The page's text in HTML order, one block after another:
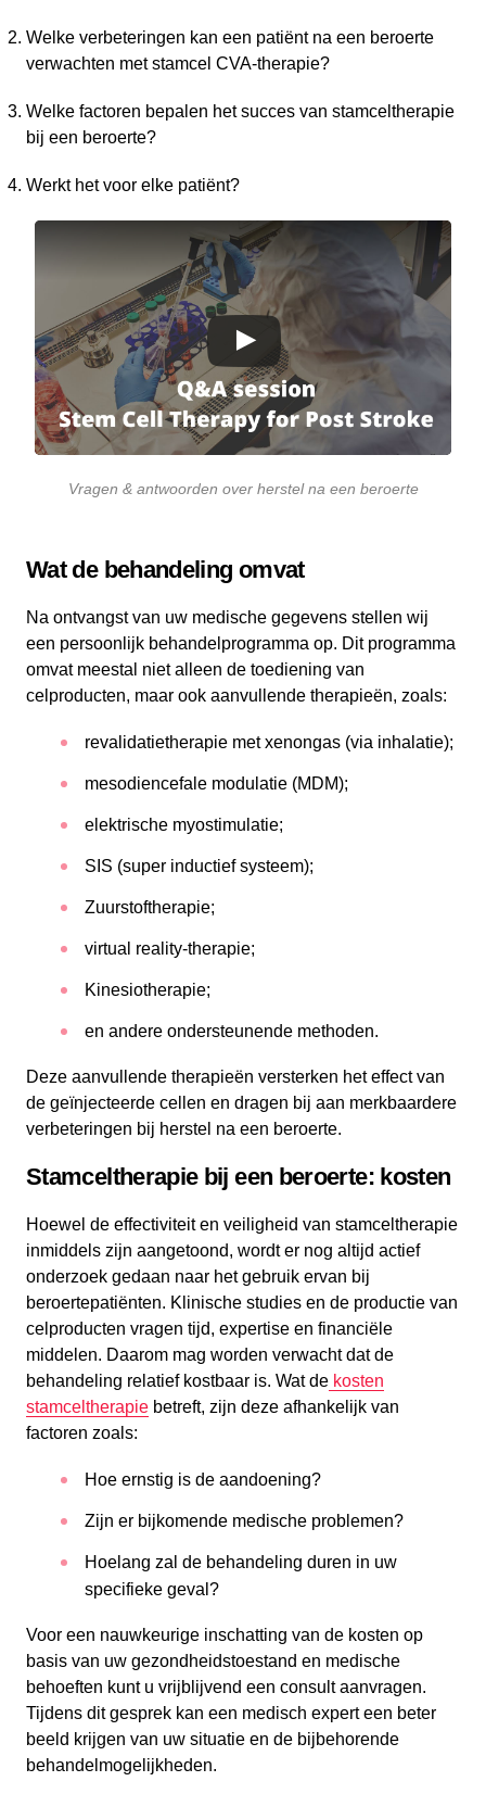
Welke verbeteringen kan een patiënt na een beroerte
verwachten met stamcel CVA-therapie?
Welke factoren bepalen het succes van stamceltherapie
bij een beroerte?
Werkt het voor elke patiënt?
Vragen & antwoorden over herstel na een beroerte
Wat de behandeling omvat
Na ontvangst van uw medische gegevens stellen wij
een persoonlijk behandelprogramma op. Dit programma
omvat meestal niet alleen de toediening van
celproducten, maar ook aanvullende therapieën, zoals:
revalidatietherapie met xenongas (via inhalatie);
mesodiencefale modulatie (MDM);
elektrische myostimulatie;
SIS (super inductief systeem);
Zuurstoftherapie;
virtual reality-therapie;
Kinesiotherapie;
en andere ondersteunende methoden.
Deze aanvullende therapieën versterken het effect van
de geïnjecteerde cellen en dragen bij aan merkbaardere
verbeteringen bij herstel na een beroerte.
Stamceltherapie bij een beroerte: kosten
Hoewel de effectiviteit en veiligheid van stamceltherapie
inmiddels zijn aangetoond, wordt er nog altijd actief
onderzoek gedaan naar het gebruik ervan bij
beroertepatiënten. Klinische studies en de productie van
celproducten vragen tijd, expertise en financiële
middelen. Daarom mag worden verwacht dat de
behandeling relatief kostbaar is. Wat de kosten
stamceltherapie betreft, zijn deze afhankelijk van
factoren zoals:
Hoe ernstig is de aandoening?
Zijn er bijkomende medische problemen?
Hoelang zal de behandeling duren in uw
specifieke geval?
Voor een nauwkeurige inschatting van de kosten op
basis van uw gezondheidstoestand en medische
behoeften kunt u vrijblijvend een consult aanvragen.
Tijdens dit gesprek kan een medisch expert een beter
beeld krijgen van uw situatie en de bijbehorende
behandelmogelijkheden.